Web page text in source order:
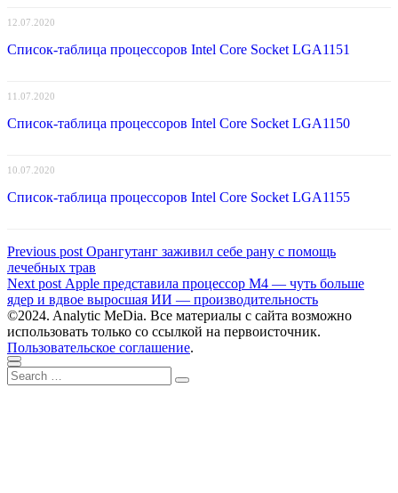
12.07.2020
Список-таблица процессоров Intel Core Socket LGA1151
11.07.2020
Список-таблица процессоров Intel Core Socket LGA1150
10.07.2020
Список-таблица процессоров Intel Core Socket LGA1155
Навигация
по
записям
Previous post Previous
post:
Орангутанг заживил себе рану с помощь
лечебных трав
Next post Next
post:
Apple представила процессор M4 — чуть больше
ядер и вдвое выросшая ИИ — производительность
©2024. Analytic MeDia. Все материалы с сайта возможно
использовать только со ссылкой на первоисточник.
Пользовательское соглашение.
Scroll
to
Close
Search
for:
Search